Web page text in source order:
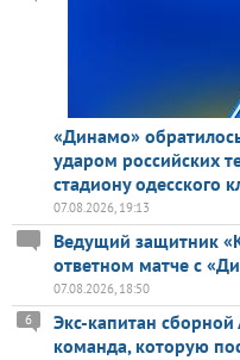
«Динамо»
ударом российских
стадиону одесского
07.08.2026, 19:13
Ведущий защитник
ответном матче с
07.08.2026, 18:50
Экс-капитан
команда, которую
6